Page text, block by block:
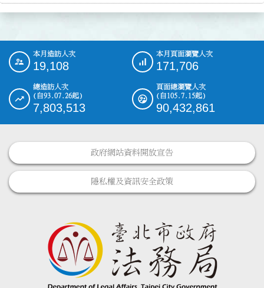
::: 本月造訪人次
19,108
本月頁面瀏覽人次
171,706
總造訪人次
(自93.07.26起)
7,803,513
頁面總瀏覽人次
(自105.7.15起)
90,432,861
政府網站資料開放宣告
隱私權及資訊安全政策